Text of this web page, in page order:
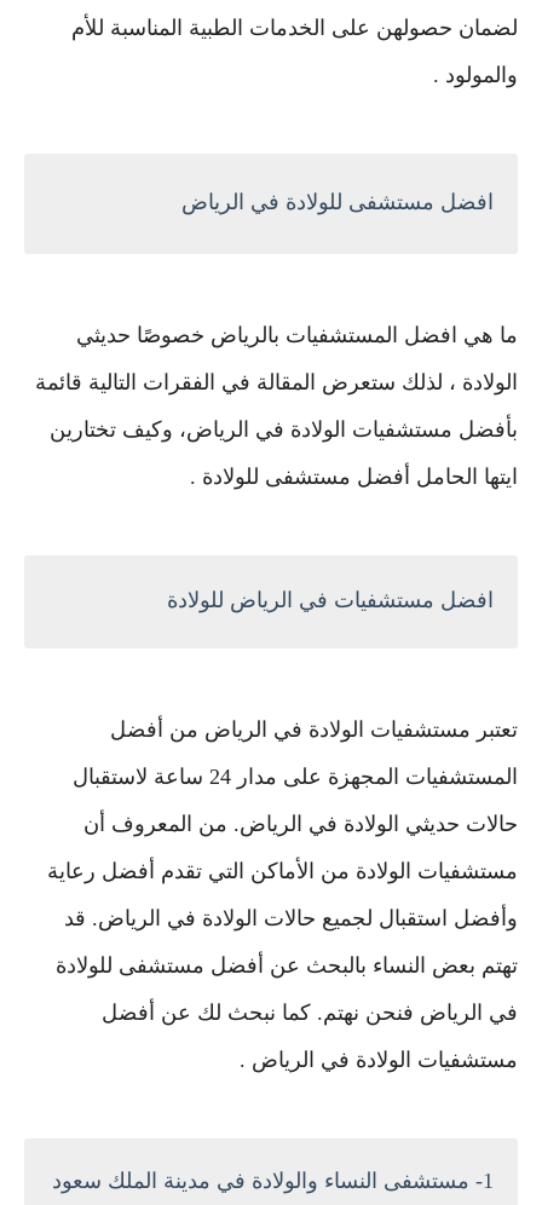
لضمان حصولهن على الخدمات الطبية المناسبة للأم
والمولود .
افضل مستشفى للولادة في الرياض
ما هي افضل المستشفيات بالرياض خصوصًا حديثي
الولادة ، لذلك ستعرض المقالة في الفقرات التالية قائمة
بأفضل مستشفيات الولادة في الرياض، وكيف تختارين
ايتها الحامل أفضل مستشفى للولادة .
افضل مستشفيات في الرياض للولادة
تعتبر مستشفيات الولادة في الرياض من أفضل
المستشفيات المجهزة على مدار 24 ساعة لاستقبال
حالات حديثي الولادة في الرياض. من المعروف أن
مستشفيات الولادة من الأماكن التي تقدم أفضل رعاية
وأفضل استقبال لجميع حالات الولادة في الرياض. قد
تهتم بعض النساء بالبحث عن أفضل مستشفى للولادة
في الرياض فنحن نهتم. كما نبحث لك عن أفضل
مستشفيات الولادة في الرياض .
1- مستشفى النساء والولادة في مدينة الملك سعود